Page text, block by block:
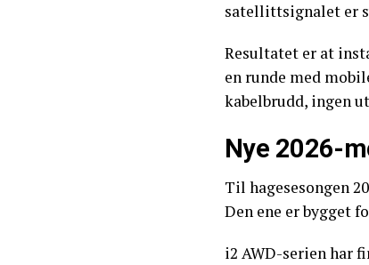
satellittsignalet er
Resultatet er at
en runde med
kabelbrudd, ingen
Nye 2026-
Til hagesesongen
Den ene er bygget
i2 AWD-serien har